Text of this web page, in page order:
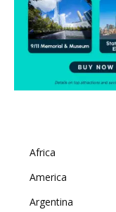
Africa
America
Argentina